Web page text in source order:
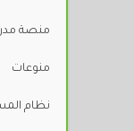
منصة
منوعات
نظام